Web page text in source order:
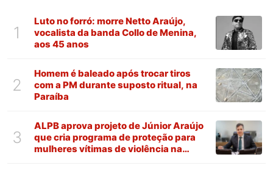
1
Luto no forró: morre Netto Araújo,
vocalista da banda Collo de Menina,
aos 45 anos
2
Homem é baleado após trocar tiros
com a PM durante suposto ritual, na
Paraíba
3
ALPB aprova projeto de Júnior Araújo
que cria programa de proteção para
mulheres vítimas de violência na